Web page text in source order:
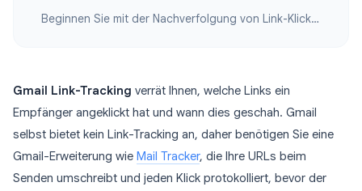
Beginnen Sie mit der Nachverfolgung von Link-Klicks in Gmail
Gmail Link-Tracking verrät Ihnen, welche Links ein
Empfänger angeklickt hat und wann dies geschah. Gmail
selbst bietet kein Link-Tracking an, daher benötigen Sie eine
Gmail-Erweiterung wie Mail Tracker, die Ihre URLs beim
Senden umschreibt und jeden Klick protokolliert, bevor der